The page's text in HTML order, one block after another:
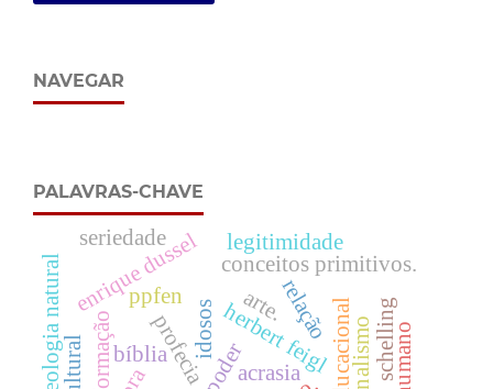
NAVEGAR
PALAVRAS-CHAVE
herbert feigl
bíbliaprofecia
relação
acrasia
formação
conceitos primitivos.
idosos
enrique dussel arte. schelling
teologia natural
legitimidade
seriedade
ppfen